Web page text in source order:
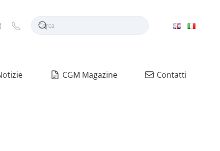
CGM Magazine Contatti